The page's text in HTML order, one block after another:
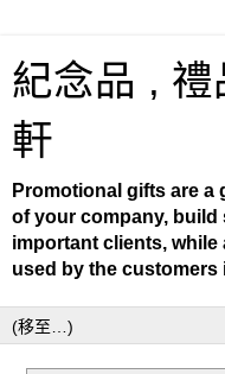
紀念品 ,
軒
Promotional gifts are a
of your company,
important clients, while
used by the customers